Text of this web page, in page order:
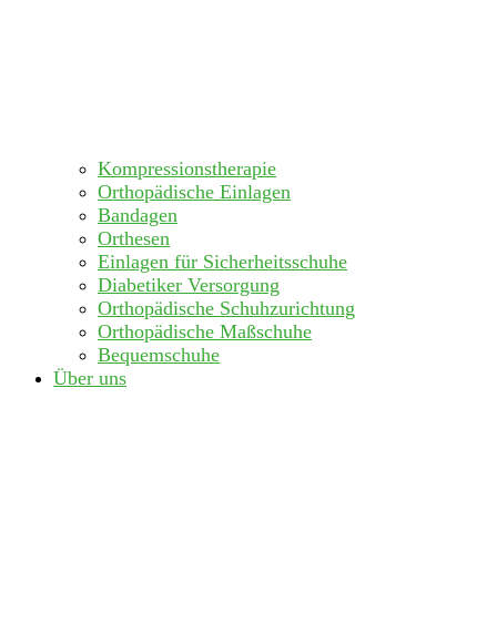
Kompressionstherapie
Orthopädische Einlagen
Bandagen
Orthesen
Einlagen für Sicherheitsschuhe
Diabetiker Versorgung
Orthopädische Schuhzurichtung
Orthopädische Maßschuhe
Bequemschuhe
Über uns